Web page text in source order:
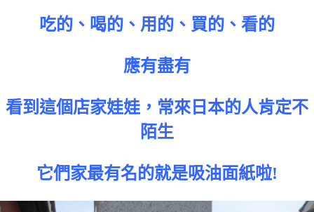
吃的、喝的、用的、買的、看的
應有盡有
看到這個店家娃娃，常來日本的人肯定不
陌生
它們家最有名的就是吸油面紙啦!